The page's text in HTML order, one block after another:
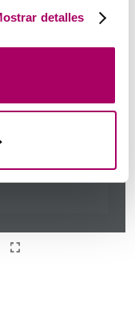
de datos) para
consulta
detalles